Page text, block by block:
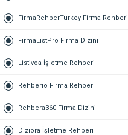
FirmaRehberTurkey Firma Rehberi
FirmaListPro Firma Dizini
Listivoa İşletme Rehberi
Rehberio Firma Rehberi
Rehbera360 Firma Dizini
Diziora İşletme Rehberi